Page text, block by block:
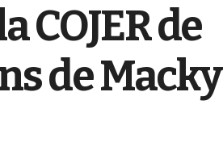
COJER de
de Macky